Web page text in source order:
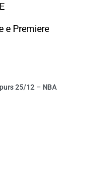
e Premiere
25/12 – NBA